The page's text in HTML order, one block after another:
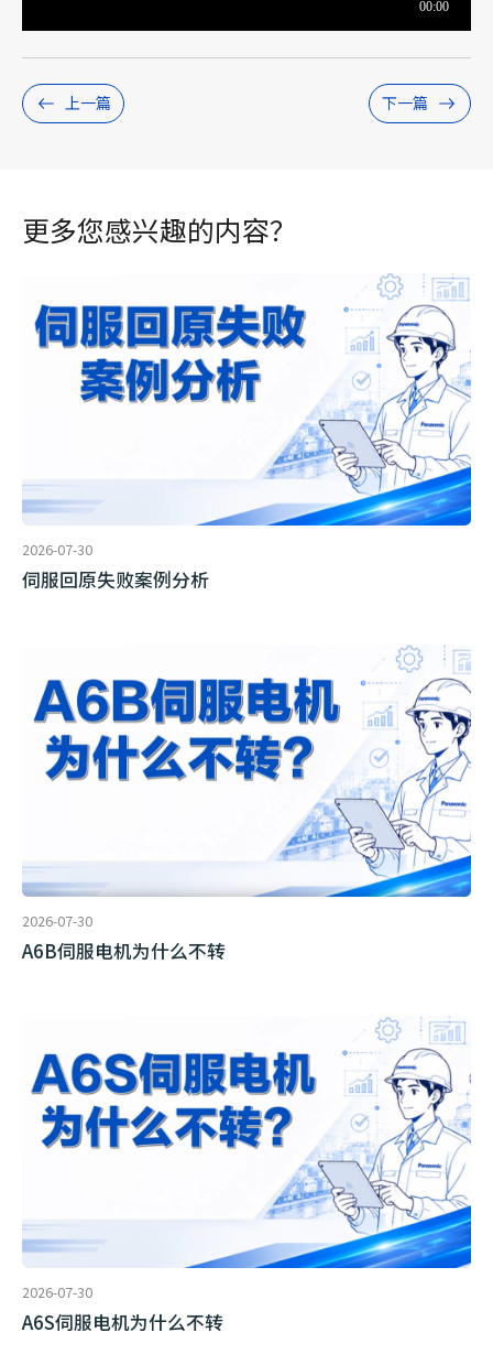
上一篇 下一篇
更多您感兴趣的内容？
2026-07-30
伺服回原失败案例分析
2026-07-30
A6B伺服电机为什么不转
2026-07-30
A6S伺服电机为什么不转